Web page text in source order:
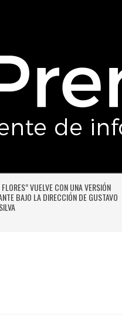
VUELVE CON UNA VERSIÓN
BAJO LA DIRECCIÓN DE GUSTAVO